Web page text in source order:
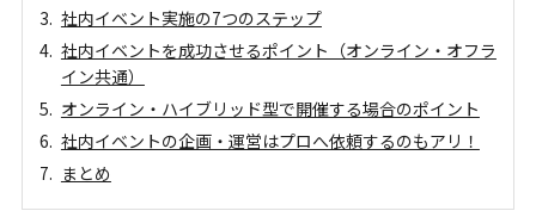
社内イベント実施の7つのステップ
社内イベントを成功させるポイント（オンライン・オフラ
イン共通）
オンライン・ハイブリッド型で開催する場合のポイント
社内イベントの企画・運営はプロへ依頼するのもアリ！
まとめ